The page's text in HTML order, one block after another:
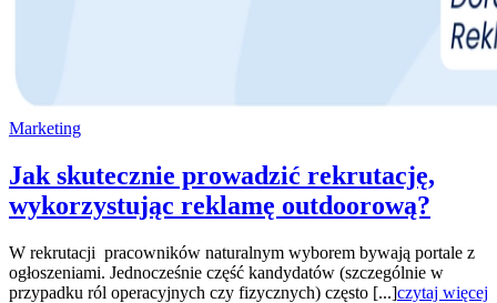
Marketing
Jak skutecznie prowadzić rekrutację,
wykorzystując reklamę outdoorową?
W rekrutacji pracowników naturalnym wyborem bywają portale z
ogłoszeniami. Jednocześnie część kandydatów (szczególnie w
przypadku ról operacyjnych czy fizycznych) często [...]czytaj więcej